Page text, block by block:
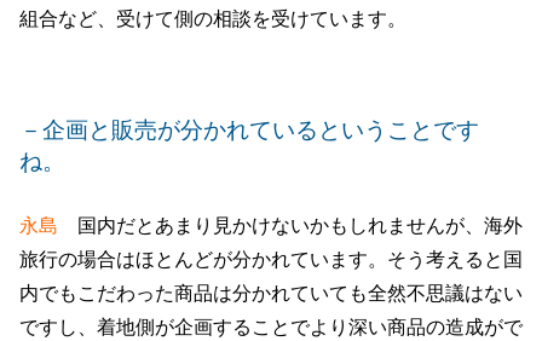
組合など、受けて側の相談を受けています。
－企画と販売が分かれているということです
ね。
永島 国内だとあまり見かけないかもしれませんが、海外
旅行の場合はほとんどが分かれています。そう考えると国
内でもこだわった商品は分かれていても全然不思議はない
ですし、着地側が企画することでより深い商品の造成がで